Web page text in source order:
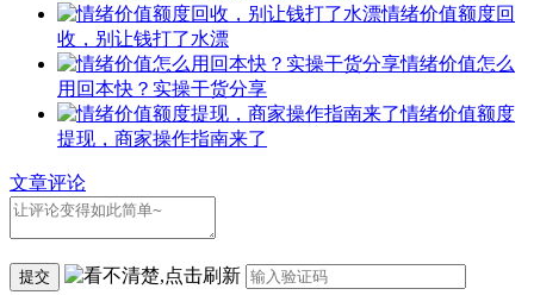
情绪价值额度回
收，别让钱打了水漂
情绪价值怎么
用回本快？实操干货分享
情绪价值额度
提现，商家操作指南来了
文章评论
提交